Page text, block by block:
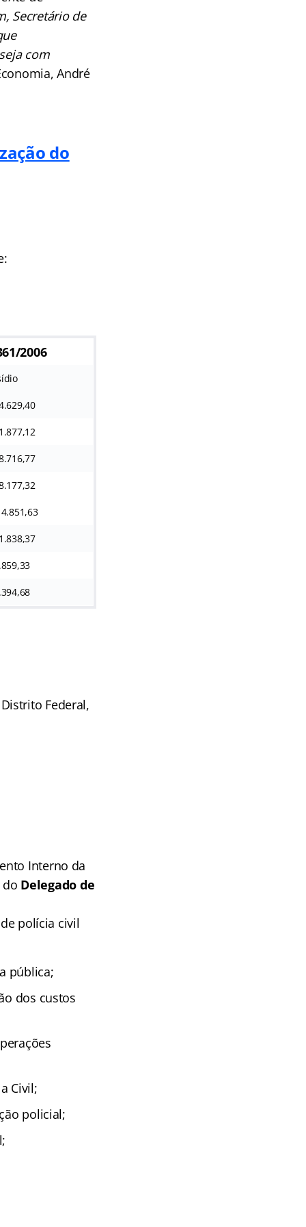
Secretário de
com
André
do
2006
Federal,
Interno da
do Delegado de
polícia civil
pública;
dos custos
Civil;
policial;